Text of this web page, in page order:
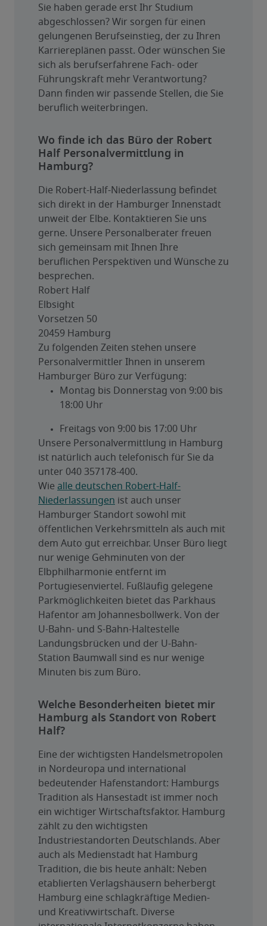
Sie haben gerade erst Ihr Studium
abgeschlossen? Wir sorgen für einen
gelungenen Berufseinstieg, der zu Ihren
Karriereplänen passt. Oder wünschen Sie
sich als berufserfahrene Fach- oder
Führungskraft mehr Verantwortung?
Dann finden wir passende Stellen, die Sie
beruflich weiterbringen.
Wo finde ich das Büro der Robert
Half Personalvermittlung in
Hamburg?
Die Robert-Half-Niederlassung befindet
sich direkt in der Hamburger Innenstadt
unweit der Elbe. Kontaktieren Sie uns
gerne. Unsere Personalberater freuen
sich gemeinsam mit Ihnen Ihre
beruflichen Perspektiven und Wünsche zu
besprechen.
Robert Half
Elbsight
Vorsetzen 50
20459 Hamburg
Zu folgenden Zeiten stehen unsere
Personalvermittler Ihnen in unserem
Hamburger Büro zur Verfügung:
Montag bis Donnerstag von 9:00 bis
18:00 Uhr
Freitags von 9:00 bis 17:00 Uhr
Unsere Personalvermittlung in Hamburg
ist natürlich auch telefonisch für Sie da
unter 040 357178-400.
Wie alle deutschen Robert-Half-
Niederlassungen ist auch unser
Hamburger Standort sowohl mit
öffentlichen Verkehrsmitteln als auch mit
dem Auto gut erreichbar. Unser Büro liegt
nur wenige Gehminuten von der
Elbphilharmonie entfernt im
Portugiesenviertel. Fußläufig gelegene
Parkmöglichkeiten bietet das Parkhaus
Hafentor am Johannesbollwerk. Von der
U-Bahn- und S-Bahn-Haltestelle
Landungsbrücken und der U-Bahn-
Station Baumwall sind es nur wenige
Minuten bis zum Büro.
Welche Besonderheiten bietet mir
Hamburg als Standort von Robert
Half?
Eine der wichtigsten Handelsmetropolen
in Nordeuropa und international
bedeutender Hafenstandort: Hamburgs
Tradition als Hansestadt ist immer noch
ein wichtiger Wirtschaftsfaktor. Hamburg
zählt zu den wichtigsten
Industriestandorten Deutschlands. Aber
auch als Medienstadt hat Hamburg
Tradition, die bis heute anhält: Neben
etablierten Verlagshäusern beherbergt
Hamburg eine schlagkräftige Medien-
und Kreativwirtschaft. Diverse